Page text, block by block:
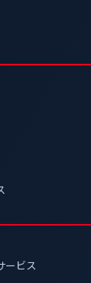
ービス
クトロ
・ビーク
。両社の